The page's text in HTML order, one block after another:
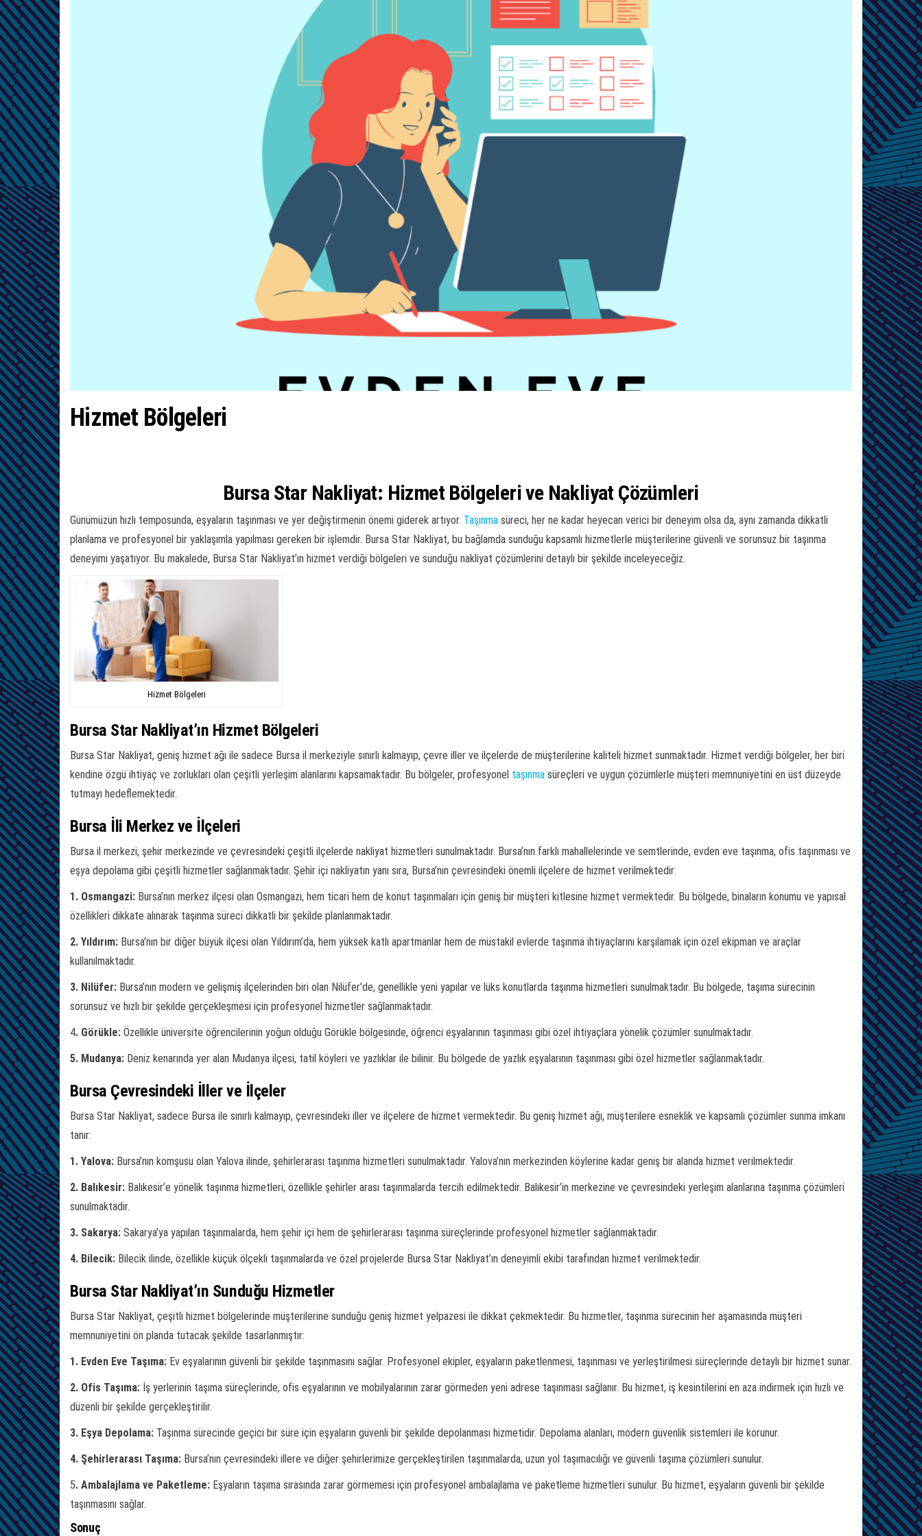
Hizmet Bölgeleri
Bursa Star Nakliyat: Hizmet Bölgeleri ve Nakliyat Çözümleri
Günümüzün hızlı temposunda, eşyaların taşınması ve yer değiştirmenin önemi giderek artıyor. Taşınma süreci, her ne kadar heyecan verici bir deneyim olsa da, aynı zamanda dikkatli
planlama ve profesyonel bir yaklaşımla yapılması gereken bir işlemdir. Bursa Star Nakliyat, bu bağlamda sunduğu kapsamlı hizmetlerle müşterilerine güvenli ve sorunsuz bir taşınma
deneyimi yaşatıyor. Bu makalede, Bursa Star Nakliyat’ın hizmet verdiği bölgeleri ve sunduğu nakliyat çözümlerini detaylı bir şekilde inceleyeceğiz.
Hizmet Bölgeleri
Bursa Star Nakliyat’ın Hizmet Bölgeleri
Bursa Star Nakliyat, geniş hizmet ağı ile sadece Bursa il merkeziyle sınırlı kalmayıp, çevre iller ve ilçelerde de müşterilerine kaliteli hizmet sunmaktadır. Hizmet verdiği bölgeler, her biri
kendine özgü ihtiyaç ve zorlukları olan çeşitli yerleşim alanlarını kapsamaktadır. Bu bölgeler, profesyonel taşınma süreçleri ve uygun çözümlerle müşteri memnuniyetini en üst düzeyde
tutmayı hedeflemektedir.
Bursa İli Merkez ve İlçeleri
Bursa il merkezi, şehir merkezinde ve çevresindeki çeşitli ilçelerde nakliyat hizmetleri sunulmaktadır. Bursa’nın farklı mahallelerinde ve semtlerinde, evden eve taşınma, ofis taşınması ve
eşya depolama gibi çeşitli hizmetler sağlanmaktadır. Şehir içi nakliyatın yanı sıra, Bursa’nın çevresindeki önemli ilçelere de hizmet verilmektedir:
1. Osmangazi: Bursa’nın merkez ilçesi olan Osmangazi, hem ticari hem de konut taşınmaları için geniş bir müşteri kitlesine hizmet vermektedir. Bu bölgede, binaların konumu ve yapısal
özellikleri dikkate alınarak taşınma süreci dikkatli bir şekilde planlanmaktadır.
2. Yıldırım: Bursa’nın bir diğer büyük ilçesi olan Yıldırım’da, hem yüksek katlı apartmanlar hem de müstakil evlerde taşınma ihtiyaçlarını karşılamak için özel ekipman ve araçlar
kullanılmaktadır.
3. Nilüfer: Bursa’nın modern ve gelişmiş ilçelerinden biri olan Nilüfer’de, genellikle yeni yapılar ve lüks konutlarda taşınma hizmetleri sunulmaktadır. Bu bölgede, taşıma sürecinin
sorunsuz ve hızlı bir şekilde gerçekleşmesi için profesyonel hizmetler sağlanmaktadır.
4. Görükle: Özellikle üniversite öğrencilerinin yoğun olduğu Görükle bölgesinde, öğrenci eşyalarının taşınması gibi özel ihtiyaçlara yönelik çözümler sunulmaktadır.
5. Mudanya: Deniz kenarında yer alan Mudanya ilçesi, tatil köyleri ve yazlıklar ile bilinir. Bu bölgede de yazlık eşyalarının taşınması gibi özel hizmetler sağlanmaktadır.
Bursa Çevresindeki İller ve İlçeler
Bursa Star Nakliyat, sadece Bursa ile sınırlı kalmayıp, çevresindeki iller ve ilçelere de hizmet vermektedir. Bu geniş hizmet ağı, müşterilere esneklik ve kapsamlı çözümler sunma imkanı
tanır:
1. Yalova: Bursa’nın komşusu olan Yalova ilinde, şehirlerarası taşınma hizmetleri sunulmaktadır. Yalova’nın merkezinden köylerine kadar geniş bir alanda hizmet verilmektedir.
2. Balıkesir: Balıkesir’e yönelik taşınma hizmetleri, özellikle şehirler arası taşınmalarda tercih edilmektedir. Balıkesir’in merkezine ve çevresindeki yerleşim alanlarına taşınma çözümleri
sunulmaktadır.
3. Sakarya: Sakarya’ya yapılan taşınmalarda, hem şehir içi hem de şehirlerarası taşınma süreçlerinde profesyonel hizmetler sağlanmaktadır.
4. Bilecik: Bilecik ilinde, özellikle küçük ölçekli taşınmalarda ve özel projelerde Bursa Star Nakliyat’ın deneyimli ekibi tarafından hizmet verilmektedir.
Bursa Star Nakliyat’ın Sunduğu Hizmetler
Bursa Star Nakliyat, çeşitli hizmet bölgelerinde müşterilerine sunduğu geniş hizmet yelpazesi ile dikkat çekmektedir. Bu hizmetler, taşınma sürecinin her aşamasında müşteri
memnuniyetini ön planda tutacak şekilde tasarlanmıştır:
1. Evden Eve Taşıma: Ev eşyalarının güvenli bir şekilde taşınmasını sağlar. Profesyonel ekipler, eşyaların paketlenmesi, taşınması ve yerleştirilmesi süreçlerinde detaylı bir hizmet sunar.
2. Ofis Taşıma: İş yerlerinin taşıma süreçlerinde, ofis eşyalarının ve mobilyalarının zarar görmeden yeni adrese taşınması sağlanır. Bu hizmet, iş kesintilerini en aza indirmek için hızlı ve
düzenli bir şekilde gerçekleştirilir.
3. Eşya Depolama: Taşınma sürecinde geçici bir süre için eşyaların güvenli bir şekilde depolanması hizmetidir. Depolama alanları, modern güvenlik sistemleri ile korunur.
4. Şehirlerarası Taşıma: Bursa’nın çevresindeki illere ve diğer şehirlerimize gerçekleştirilen taşınmalarda, uzun yol taşımacılığı ve güvenli taşıma çözümleri sunulur.
5. Ambalajlama ve Paketleme: Eşyaların taşıma sırasında zarar görmemesi için profesyonel ambalajlama ve paketleme hizmetleri sunulur. Bu hizmet, eşyaların güvenli bir şekilde
taşınmasını sağlar.
Sonuç